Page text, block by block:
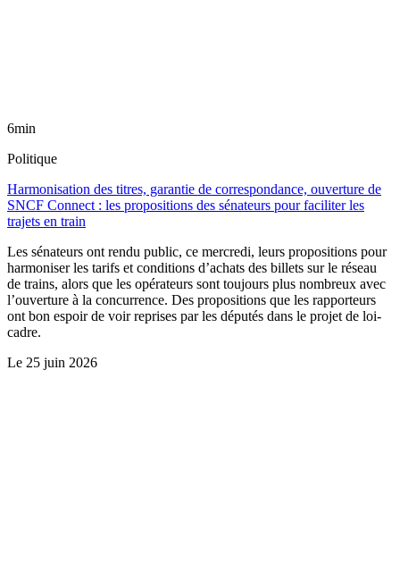
6min
Politique
Harmonisation des titres, garantie de correspondance, ouverture de
SNCF Connect : les propositions des sénateurs pour faciliter les
trajets en train
Les sénateurs ont rendu public, ce mercredi, leurs propositions pour
harmoniser les tarifs et conditions d’achats des billets sur le réseau
de trains, alors que les opérateurs sont toujours plus nombreux avec
l’ouverture à la concurrence. Des propositions que les rapporteurs
ont bon espoir de voir reprises par les députés dans le projet de loi-
cadre.
Le 25 juin 2026